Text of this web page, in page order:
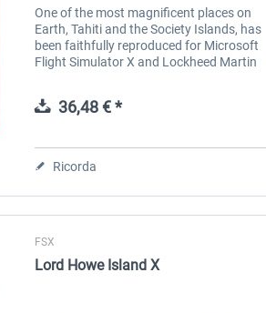
One of the most magnificent places on
Earth, Tahiti and the Society Islands, has
been faithfully reproduced for Microsoft
Flight Simulator X and Lockheed Martin
photorealistic aerial images, custom mesh
and...36,48 € *
Ricorda
FSX
Lord Howe Island X